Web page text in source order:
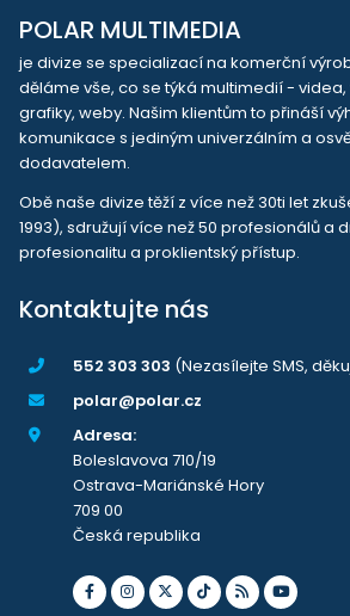
POLAR MULTIMEDIA
je divize se specializací na komerční
děláme vše, co se týká multimedií - videa,
grafiky, weby. Našim klientům to přináší
komunikace s jediným univerzálním a
dodavatelem.
Obě naše divize těží z více než 30ti let
1993), sdružují více než 50 profesionálů a
profesionalitu a proklientský přístup.
Kontaktujte nás
552 303 303 (Nezasílejte SMS,
polar@polar.cz
Adresa:
Boleslavova 710/19
Ostrava-Mariánské Hory
709 00
Česká republika